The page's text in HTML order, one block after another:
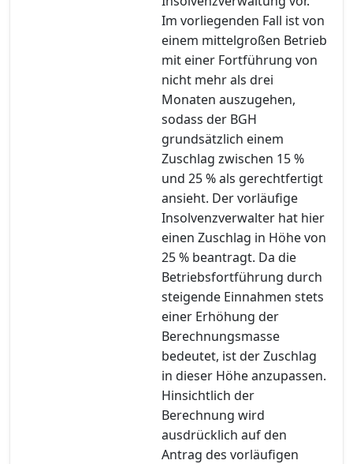
Im vorliegenden Fall ist von
einem mittelgroßen Betrieb
mit einer Fortführung von
nicht mehr als drei
Monaten auszugehen,
sodass der BGH
grundsätzlich einem
Zuschlag zwischen 15 %
und 25 % als gerechtfertigt
ansieht. Der vorläufige
Insolvenzverwalter hat hier
einen Zuschlag in Höhe von
25 % beantragt. Da die
Betriebsfortführung durch
steigende Einnahmen stets
einer Erhöhung der
Berechnungsmasse
bedeutet, ist der Zuschlag
in dieser Höhe anzupassen.
Hinsichtlich der
Berechnung wird
ausdrücklich auf den
Antrag des vorläufigen